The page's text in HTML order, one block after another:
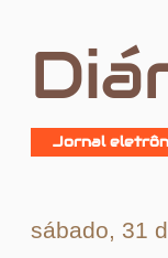
Jornal
sábado, 31